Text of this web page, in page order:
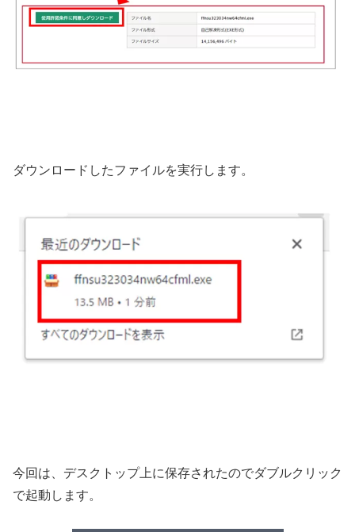
ダウンロードしたファイルを実行します。
今回は、デスクトップ上に保存されたのでダブルクリック
で起動します。